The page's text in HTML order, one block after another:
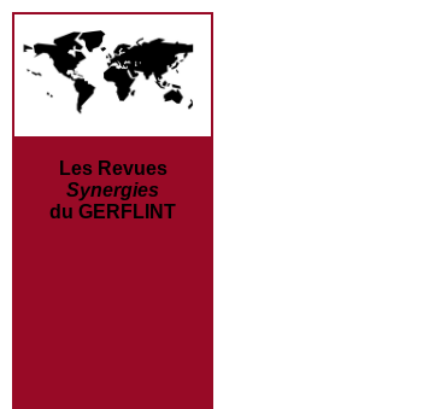
Les Revues
Synergies
du GERFLINT